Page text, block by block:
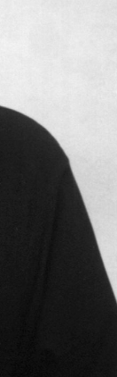
на
храм был
билетов